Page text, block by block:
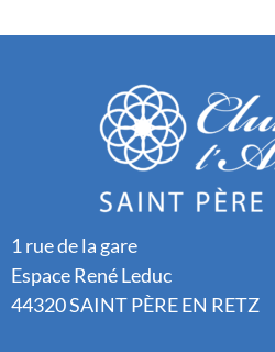
1 rue de la gare
Espace René Leduc
44320 SAINT PÈRE EN RETZ